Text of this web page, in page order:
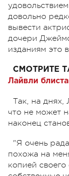
довольно
вывести
дочери
изданиям это
СМОТРИТЕ
Лайвли
Так, на днях,
что не может
наконец
"Я очень
похожа на
копией